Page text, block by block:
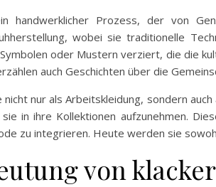
handwerklicher Prozess, der von
wobei sie traditionelle
oder Mustern verziert, die die
auch Geschichten über die
nur als Arbeitskleidung, sondern
in ihre Kollektionen aufzunehmen.
zu integrieren. Heute werden sie
von